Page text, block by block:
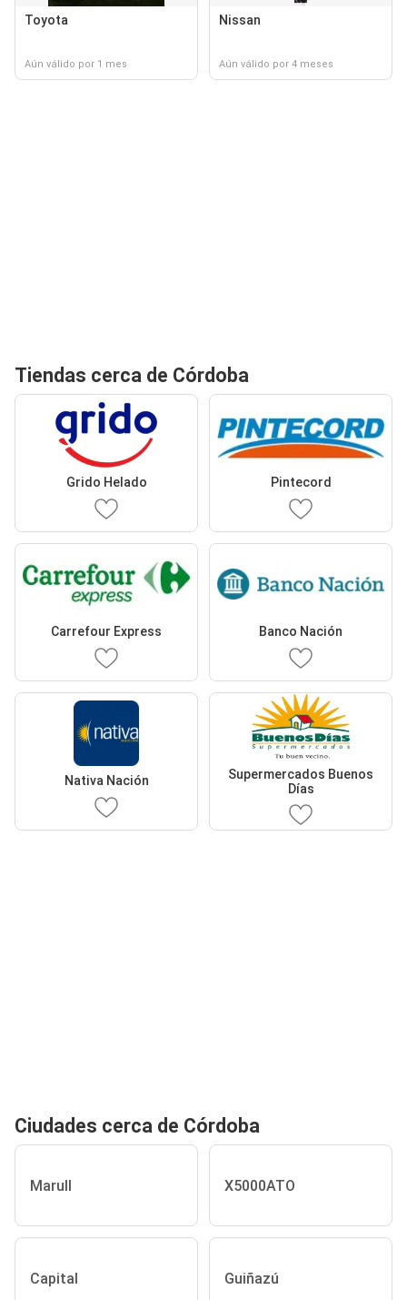
Toyota
Aún válido por 1 mes
Nissan
Aún válido por 4 meses
Tiendas cerca de Córdoba
Grido Helado Pintecord
Carrefour Express Banco Nación
Nativa Nación
Supermercados Buenos
Días
Ciudades cerca de Córdoba
Marull X5000ATO
Capital Guiñazú